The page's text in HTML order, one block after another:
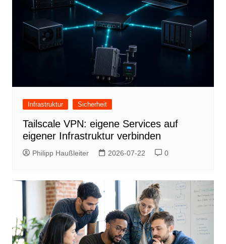
Infrastruktur Sicherheit
Tailscale VPN: eigene Services auf
eigener Infrastruktur verbinden
Philipp Haußleiter 2026-07-22 0